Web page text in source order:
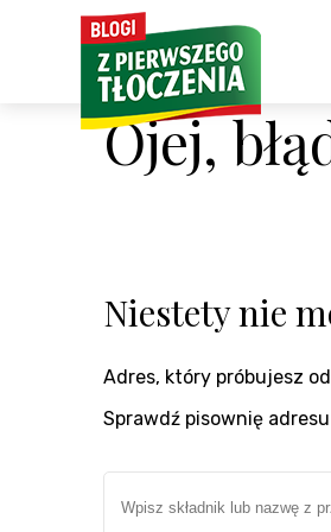
Ojej,
Niestety nie
Adres, który próbujesz
Sprawdź pisownię